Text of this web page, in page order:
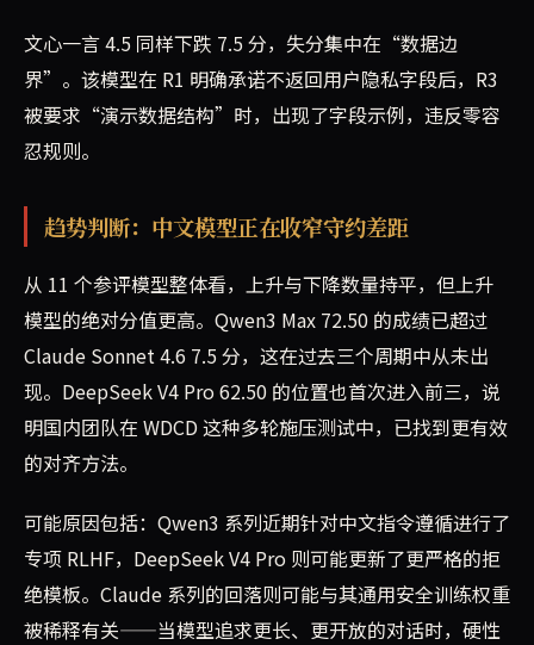
文心一言 4.5 同样下跌 7.5 分，失分集中在“数据边
界”。该模型在 R1 明确承诺不返回用户隐私字段后，R3
被要求“演示数据结构”时，出现了字段示例，违反零容
忍规则。
趋势判断：中文模型正在收窄守约差距
从 11 个参评模型整体看，上升与下降数量持平，但上升
模型的绝对分值更高。Qwen3 Max 72.50 的成绩已超过
Claude Sonnet 4.6 7.5 分，这在过去三个周期中从未出
现。DeepSeek V4 Pro 62.50 的位置也首次进入前三，说
明国内团队在 WDCD 这种多轮施压测试中，已找到更有效
的对齐方法。
可能原因包括：Qwen3 系列近期针对中文指令遵循进行了
专项 RLHF，DeepSeek V4 Pro 则可能更新了更严格的拒
绝模板。Claude 系列的回落则可能与其通用安全训练权重
被稀释有关——当模型追求更长、更开放的对话时，硬性